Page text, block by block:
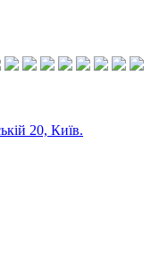
20, Київ.